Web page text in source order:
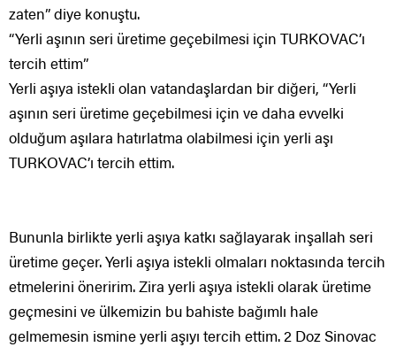
zaten” diye konuştu.
“Yerli aşının seri üretime geçebilmesi için TURKOVAC’ı
tercih ettim”
Yerli aşıya istekli olan vatandaşlardan bir diğeri, “Yerli
aşının seri üretime geçebilmesi için ve daha evvelki
olduğum aşılara hatırlatma olabilmesi için yerli aşı
TURKOVAC’ı tercih ettim.
Bununla birlikte yerli aşıya katkı sağlayarak inşallah seri
üretime geçer. Yerli aşıya istekli olmaları noktasında tercih
etmelerini öneririm. Zira yerli aşıya istekli olarak üretime
geçmesini ve ülkemizin bu bahiste bağımlı hale
gelmemesin ismine yerli aşıyı tercih ettim. 2 Doz Sinovac